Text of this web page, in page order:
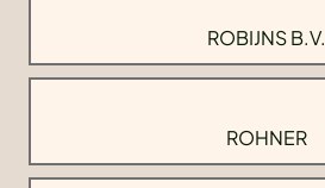
ROBIJNS B.V.
ROHNER